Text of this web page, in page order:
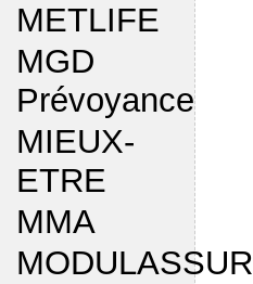
METLIFE
MGD
Prévoyance
MIEUX-
ETRE
MMA
MODULASSUR